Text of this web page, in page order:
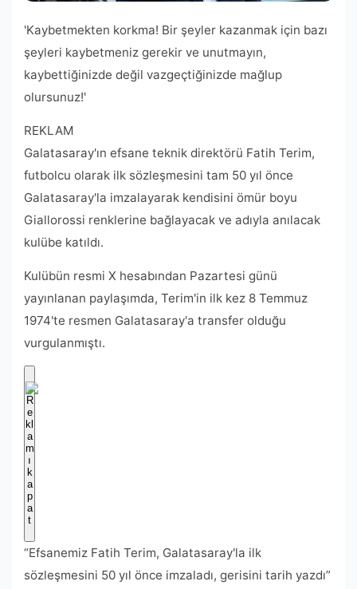
'Kaybetmekten korkma! Bir şeyler kazanmak için bazı
şeyleri kaybetmeniz gerekir ve unutmayın,
kaybettiğinizde değil vazgeçtiğinizde mağlup
olursunuz!'
REKLAM
Galatasaray'ın efsane teknik direktörü Fatih Terim,
futbolcu olarak ilk sözleşmesini tam 50 yıl önce
Galatasaray'la imzalayarak kendisini ömür boyu
Giallorossi renklerine bağlayacak ve adıyla anılacak
kulübe katıldı.
Kulübün resmi X hesabından Pazartesi günü
yayınlanan paylaşımda, Terim'in ilk kez 8 Temmuz
1974'te resmen Galatasaray'a transfer olduğu
vurgulanmıştı.
“Efsanemiz Fatih Terim, Galatasaray'la ilk
sözleşmesini 50 yıl önce imzaladı, gerisini tarih yazdı”